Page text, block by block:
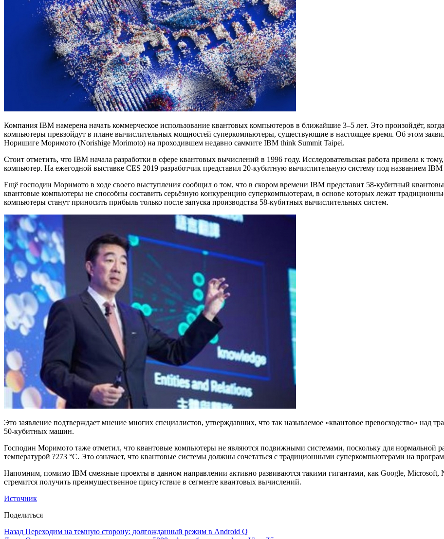
Компания IBM намерена начать коммерческое использование квантовых компьютеров в ближайшие 3–5 лет. Это произойдёт,
компьютеры превзойдут в плане вычислительных мощностей суперкомпьютеры, существующие в настоящее время. Об этом
Норишиге Моримото (Norishige Morimoto) на проходившем недавно саммите IBM think Summit Taipei.
Стоит отметить, что IBM начала разработки в сфере квантовых вычислений в 1996 году. Исследовательская работа привела к
компьютер. На ежегодной выставке CES 2019 разработчик представил 20-кубитную вычислительную систему под названием IBM
Ещё господин Моримото в ходе своего выступления сообщил о том, что в скором времени IBM представит 58-кубитный
квантовые компьютеры не способны составить серьёзную конкуренцию суперкомпьютерам, в основе которых лежат
компьютеры станут приносить прибыль только после запуска производства 58-кубитных вычислительных систем.
Это заявление подтверждает мнение многих специалистов, утверждавших, что так называемое «квантовое превосходство» над
50-кубитных машин.
Господин Моримото таже отметил, что квантовые компьютеры не являются подвижными системами, поскольку для нормальной
температурой ?273 °С. Это означает, что квантовые системы должны сочетаться с традиционными суперкомпьютерами на
Напомним, помимо IBM смежные проекты в данном направлении активно развиваются такими гигантами, как Google, Microsoft,
стремится получить преимущественное присутствие в сегменте квантовых вычислений.
Источник
Поделиться
Назад Переходим на темную сторону: долгожданный режим в Android Q